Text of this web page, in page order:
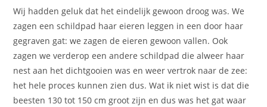
Wij hadden geluk dat het eindelijk gewoon droog was. We
zagen een schildpad haar eieren leggen in een door haar
gegraven gat: we zagen de eieren gewoon vallen. Ook
zagen we verderop een andere schildpad die alweer haar
nest aan het dichtgooien was en weer vertrok naar de zee:
het hele proces kunnen zien dus. Wat ik niet wist is dat die
beesten 130 tot 150 cm groot zijn en dus was het gat waar